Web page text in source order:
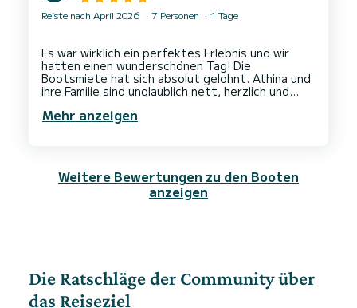
Reiste nach April 2026 7 Personen 1 Tage
Es war wirklich ein perfektes Erlebnis und wir
hatten einen wunderschönen Tag! Die
Bootsmiete hat sich absolut gelohnt. Athina und
ihre Familie sind unglaublich nett, herzlich und
willkommen und gut aufgehoben gefühlt, was das
Mehr anzeigen
Weitere Bewertungen zu den Booten
anzeigen
Die Ratschläge der Community über
das Reiseziel